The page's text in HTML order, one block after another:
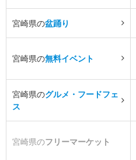
宮崎県の盆踊り
宮崎県の無料イベント
宮崎県のグルメ・フードフェ
ス
宮崎県のフリーマーケット